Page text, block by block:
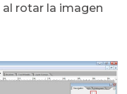
rotar la imagen